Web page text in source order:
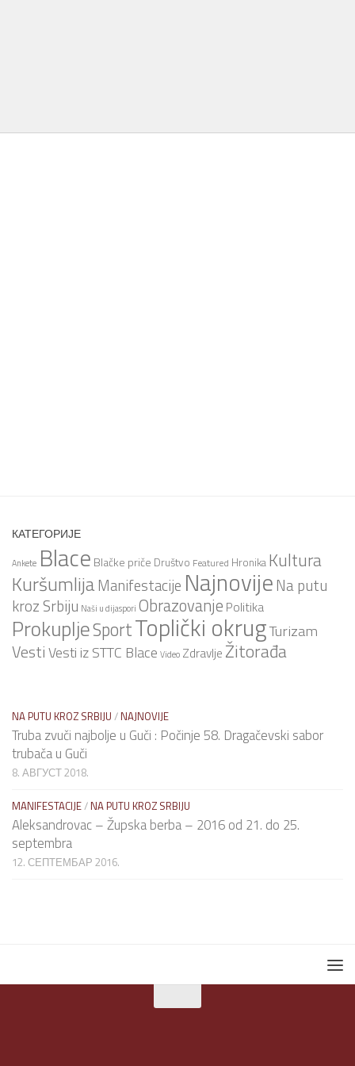
КАТЕГОРИЈЕ
Ankete Blace Blačke priče Društvo Featured Hronika Kultura
KuršumlijaManifestacije NajnovijeNa putu
kroz Srbiju Naši u dijaspori Obrazovanje Politika
ProkupljeSportToplički okrugTurizam
VestiVesti iz STTC Blace Video Zdravlje Žitorađa
NA PUTU KROZ SRBIJU / NAJNOVIJE
Truba zvuči najbolje u Guči : Počinje 58. Dragačevski sabor
trubača u Guči
8. АВГУСТ 2018.
MANIFESTACIJE/ NA PUTU KROZ SRBIJU
Aleksandrovac – Župska berba – 2016 od 21. do 25.
septembra
12. СЕПТЕМБАР 2016.